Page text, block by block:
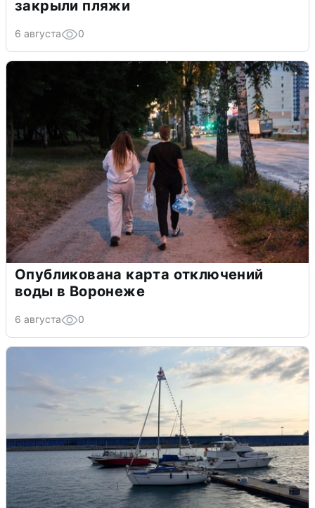
закрыли пляжи
6 августа 0
Опубликована карта отключений
воды в Воронеже
6 августа 0